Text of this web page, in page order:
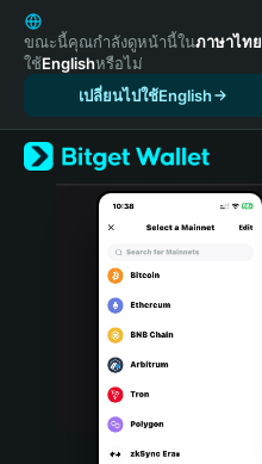
English
日本語
Tiếng Việt
Español (Latinoamérica)
Türkçe
Italiano
Português (Portugal)
Bahasa Indonesia
ขณะนี้คุณกำลังดูหน้านี้ในภาษาไทย
ใช้Englishหรือไม่
เปลี่ยนไปใช้English